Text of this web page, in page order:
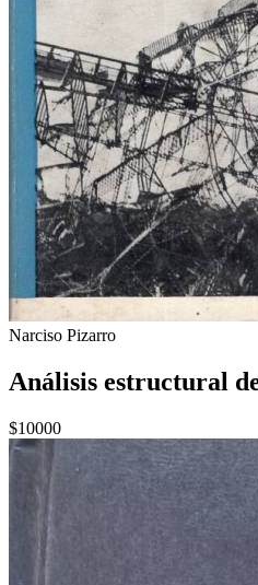
Narciso Pizarro
Análisis estructural
$10000